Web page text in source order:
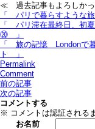
≪ 過去記事もよろしか
「 パリで暮らすような
「 パリ滞在最終日、初
⑳ 」
「 旅の記憶＿Londonで
ト 」
Permalink
Comment
前の記事
次の記事
コメントする
※ コメントは認証される
お名前